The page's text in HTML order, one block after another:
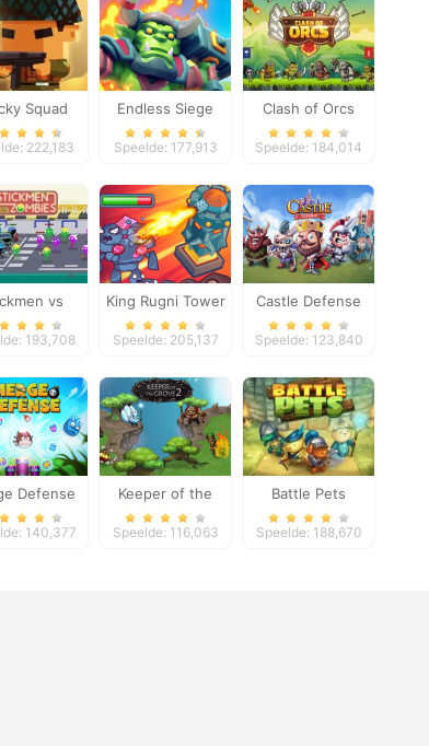
Squad
222,183
Endless Siege
Speelde: 177,913
Clash of Orcs
Speelde: 184,014
vs
Zombies
193,708
King Rugni Tower
Defense
Speelde: 205,137
Castle Defense
Speelde: 123,840
Defense
140,377
Keeper of the
Grove 2
Speelde: 116,063
Battle Pets
Speelde: 188,670